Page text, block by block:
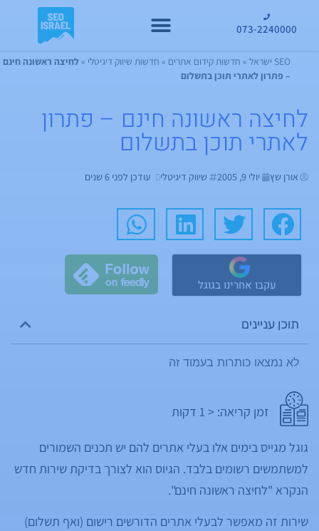
073-2240000
SEO ישראל » חדשות קידום אתרים » חדשות שיווק דיגיטלי »לחיצה ראשונה חינם
– פתרון לאתרי תוכן בתשלום
לחיצה ראשונה חינם – פתרון
לאתרי תוכן בתשלום
אורן שץ יולי 9, 2005 שיווק דיגיטלי עודכן לפני 6 שנים
עקבו אחרינו בגוגל
תוכן עניינים
לא נמצאו כותרות בעמוד זה
זמן קריאה: < 1 דקות
גוגל מגייס בימים אלו בעלי אתרים להם יש תכנים השמורים
למשתמשים רשומים בלבד. הגיוס הוא לצורך בדיקת שירות חדש
הנקרא "לחיצה ראשונה חינם".
שירות זה מאפשר לבעלי אתרים הדורשים רישום (ואף תשלום)